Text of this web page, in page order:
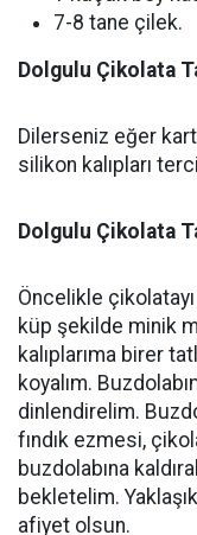
7-8 tane çilek.
Dolgulu Çikolata
Dilerseniz eğer
silikon kalıpları
Dolgulu Çikolata
Öncelikle
küp şekilde minik
kalıplarıma birer
koyalım.
dinlendirelim.
fındık ezmesi,
buzdolabına
bekletelim.
afiyet olsun.